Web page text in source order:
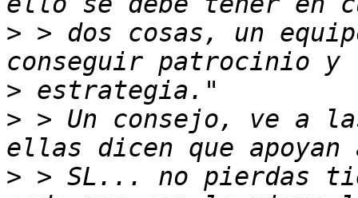
> > dos cosas, un
>
> > Un consejo, ve a
> > SL... no pierdas